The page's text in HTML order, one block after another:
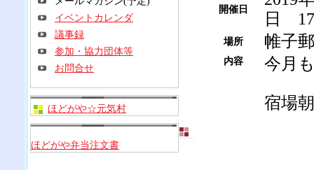
開催日
日
場所 帷子
内容 今月
宿場
イベントカレンダ
議事録
参加・協力団体等
お問合せ
ほどがや☆元気村
ほどがや弁当注文書